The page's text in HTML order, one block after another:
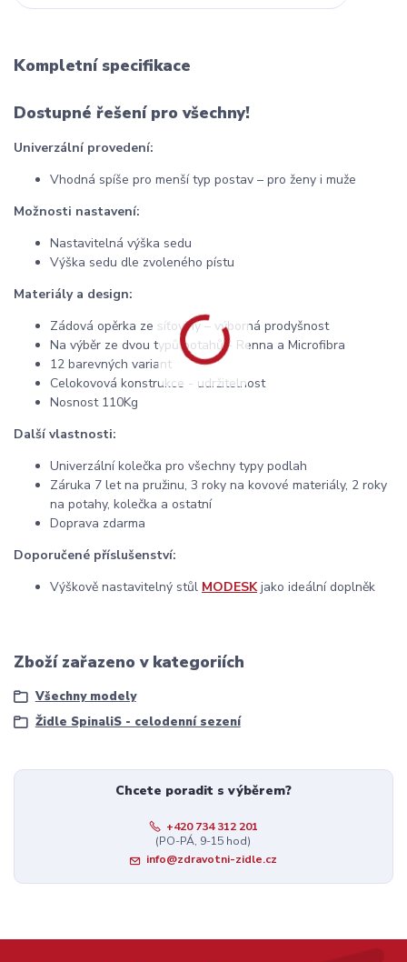
Kompletní specifikace
Dostupné řešení pro všechny!
Univerzální provedení:
Vhodná spíše pro menší typ postav – pro ženy i muže
Možnosti nastavení:
Nastavitelná výška sedu
Výška sedu dle zvoleného pístu
Materiály a design:
Zádová opěrka ze síťoviny – výborná prodyšnost
Na výběr ze dvou typů potahů - Renna a Microfibra
12 barevných variant
Celokovová konstrukce - udržitelnost
Nosnost 110Kg
Další vlastnosti:
Univerzální kolečka pro všechny typy podlah
Záruka 7 let na pružinu, 3 roky na kovové materiály, 2 roky
na potahy, kolečka a ostatní
Doprava zdarma
Doporučené příslušenství:
Výškově nastavitelný stůl MODESKjako ideální doplněk
Zboží zařazeno v kategoriích
Všechny modely
Židle SpinaliS - celodenní sezení
Chcete poradit s výběrem?
+420 734 312 201
(PO-PÁ, 9-15 hod)
info@zdravotni-zidle.cz